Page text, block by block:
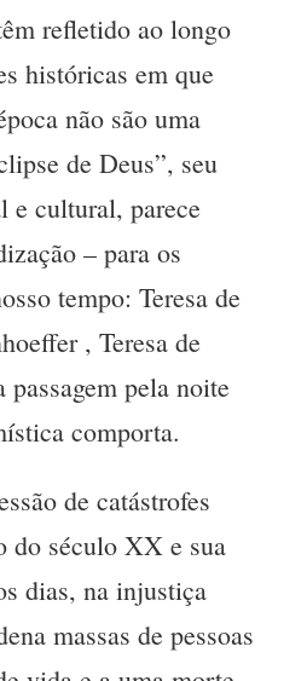
refletido ao longo
históricas em que
não são uma
de Deus”, seu
e cultural, parece
– para os
tempo: Teresa de
, Teresa de
pela noite
comporta.
de catástrofes
do século XX e sua
dias, na injustiça
massas de pessoas